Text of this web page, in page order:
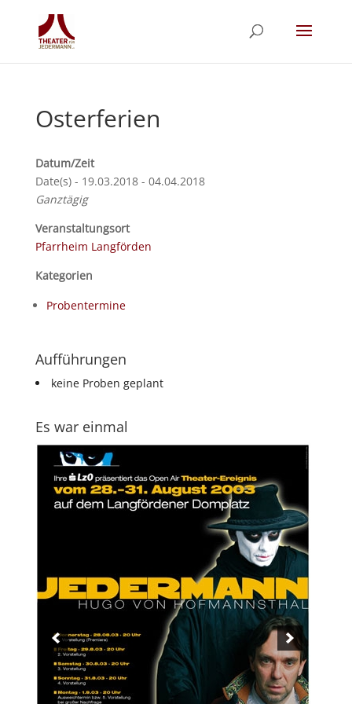
Osterferien
Datum/Zeit
Date(s) - 19.03.2018 - 04.04.2018
Ganztägig
Veranstaltungsort
Pfarrheim Langförden
Kategorien
Probentermine
Aufführungen
keine Proben geplant
Es war einmal